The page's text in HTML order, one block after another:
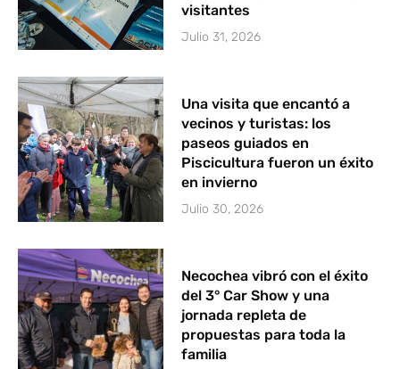
visitantes
Julio 31, 2026
Una visita que encantó a
vecinos y turistas: los
paseos guiados en
Piscicultura fueron un éxito
en invierno
Julio 30, 2026
Necochea vibró con el éxito
del 3° Car Show y una
jornada repleta de
propuestas para toda la
familia